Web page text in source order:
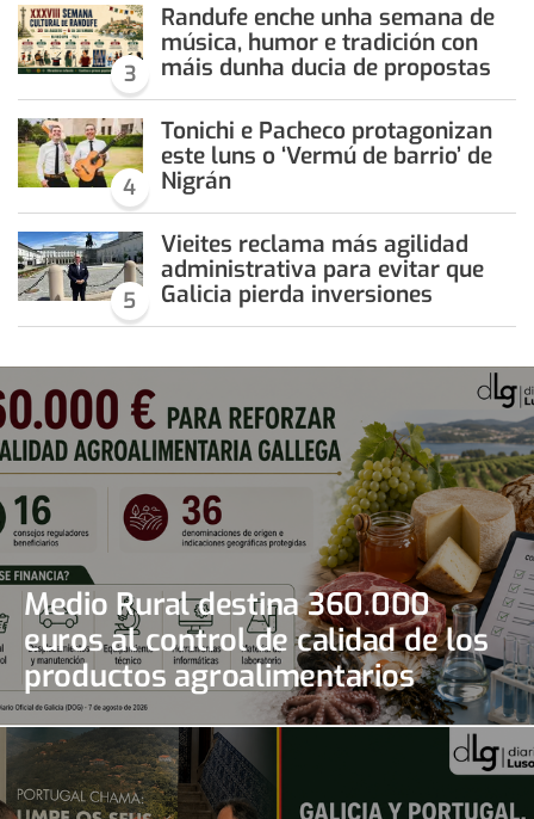
3
Randufe enche unha semana de
música, humor e tradición con
máis dunha ducia de propostas
4
Tonichi e Pacheco protagonizan
este luns o ‘Vermú de barrio’ de
Nigrán
5
Vieites reclama más agilidad
administrativa para evitar que
Galicia pierda inversiones
Medio Rural destina 360.000
euros al control de calidad de los
productos agroalimentarios
gallegos